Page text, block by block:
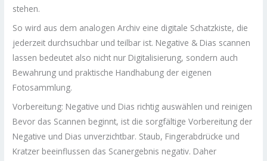
stehen.
So wird aus dem analogen Archiv eine digitale Schatzkiste, die
jederzeit durchsuchbar und teilbar ist. Negative & Dias scannen
lassen bedeutet also nicht nur Digitalisierung, sondern auch
Bewahrung und praktische Handhabung der eigenen
Fotosammlung.
Vorbereitung: Negative und Dias richtig auswählen und reinigen
Bevor das Scannen beginnt, ist die sorgfältige Vorbereitung der
Negative und Dias unverzichtbar. Staub, Fingerabdrücke und
Kratzer beeinflussen das Scanergebnis negativ. Daher